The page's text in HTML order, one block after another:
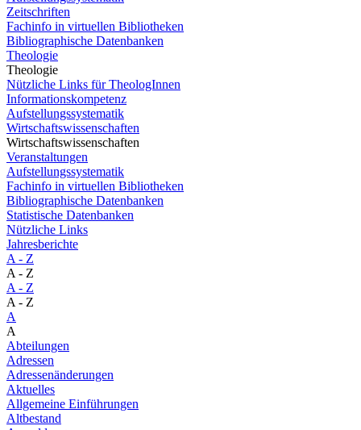
Zeitschriften
Fachinfo in virtuellen Bibliotheken
Bibliographische Datenbanken
Theologie
Theologie
Nützliche Links für TheologInnen
Informationskompetenz
Aufstellungssystematik
Wirtschaftswissenschaften
Wirtschaftswissenschaften
Veranstaltungen
Aufstellungssystematik
Fachinfo in virtuellen Bibliotheken
Bibliographische Datenbanken
Statistische Datenbanken
Nützliche Links
Jahresberichte
A - Z
A - Z
A - Z
A - Z
A
A
Abteilungen
Adressen
Adressenänderungen
Aktuelles
Allgemeine Einführungen
Altbestand